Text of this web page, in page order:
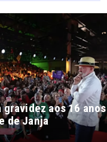
aos 16 anos
de Janja